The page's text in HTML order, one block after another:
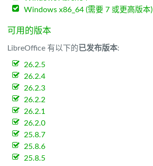
Windows x86_64 (需要 7 或更高版本)
可用的版本
LibreOffice 有以下的已发布版本:
26.2.5
26.2.4
26.2.3
26.2.2
26.2.1
26.2.0
25.8.7
25.8.6
25.8.5